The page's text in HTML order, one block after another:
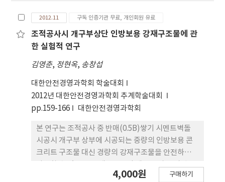
2012.11 구독 인증기관 무료, 개인회원 유료
조적공사시 개구부상단 인방보용 강재구조물에 관
한 실험적 연구
김영춘, 정현옥, 송창섭
대한안전경영과학회 학술대회
2012년 대한안전경영과학회 추계학술대회
pp.159-166
대한안전경영과학회
본 연구는 조적공사 중 반매(0.5B)쌓기 시멘트벽돌
시공시 개구부 상부에 시공되는 중량의 인방보용 콘
크리트 구조물 대신 경량의 강재구조물을 안전하게
벽돌 하중을 견딜 수 있는지 실험을 통해 검증 해 보기
4,000원 구매하기